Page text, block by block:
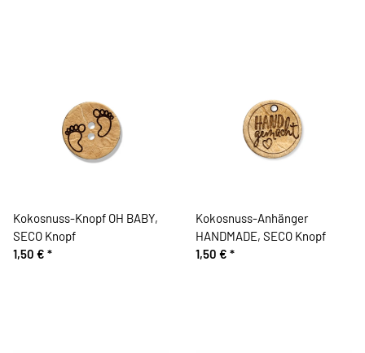
Kokosnuss-Knopf OH BABY,
SECO Knopf
1,50 € *
Kokosnuss-Anhänger
HANDMADE, SECO Knopf
1,50 € *